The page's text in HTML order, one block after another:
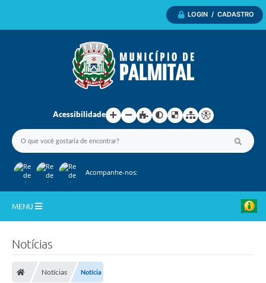
LOGIN / CADASTRO
Acessibilidade
Acompanhe-nos:
MENU
Notícias
Notícias Notícia